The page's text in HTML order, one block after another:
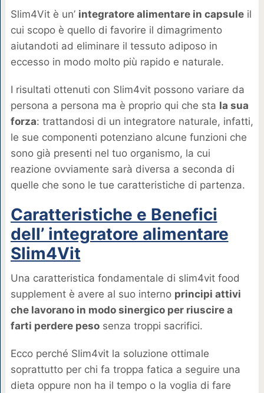
Slim4Vit è un’ integratore alimentare in capsuleil
cui scopo è quello di favorire il dimagrimento
aiutandoti ad eliminare il tessuto adiposo in
eccesso in modo molto più rapido e naturale.
I risultati ottenuti con Slim4vit possono variare da
persona a persona ma è proprio qui che sta la sua
forza: trattandosi di un integratore naturale, infatti,
le sue componenti potenziano alcune funzioni che
sono già presenti nel tuo organismo, la cui
reazione ovviamente sarà diversa a seconda di
quelle che sono le tue caratteristiche di partenza.
Caratteristiche e Benefici
dell’ integratore alimentare
Slim4Vit
Una caratteristica fondamentale di slim4vit food
supplement è avere al suo interno principi attivi
che lavorano in modo sinergico per riuscire a
farti perdere pesosenza troppi sacrifici.
Ecco perché Slim4vit la soluzione ottimale
soprattutto per chi fa troppa fatica a seguire una
dieta oppure non ha il tempo o la voglia di fare